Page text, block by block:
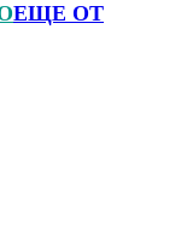
ЕЩЕ ОТ